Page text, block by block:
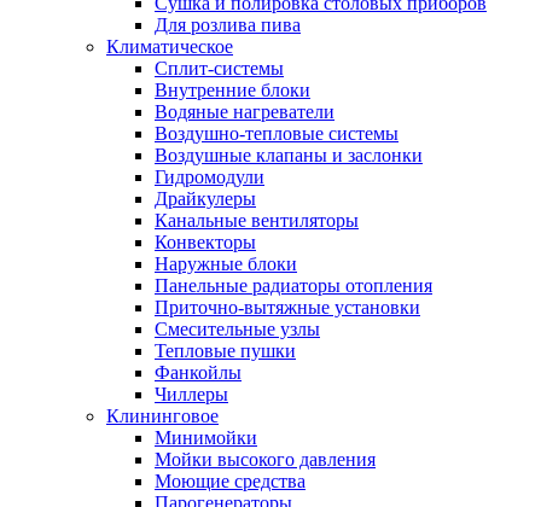
Для розлива пива
Климатическое
Сплит-системы
Внутренние блоки
Водяные нагреватели
Воздушно-тепловые системы
Воздушные клапаны и заслонки
Гидромодули
Драйкулеры
Канальные вентиляторы
Конвекторы
Наружные блоки
Панельные радиаторы отопления
Приточно-вытяжные установки
Смесительные узлы
Тепловые пушки
Фанкойлы
Чиллеры
Клининговое
Минимойки
Мойки высокого давления
Моющие средства
Парогенераторы